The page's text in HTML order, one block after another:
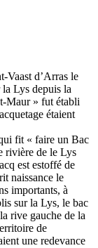
Vaast d’Arras le
Lys depuis la
Maur » fut établi
étaient
fit « faire un Bac
rivière de le Lys
est estoffé de
naissance le
importants, à
sur la Lys, le bac
rive gauche de la
de
une redevance